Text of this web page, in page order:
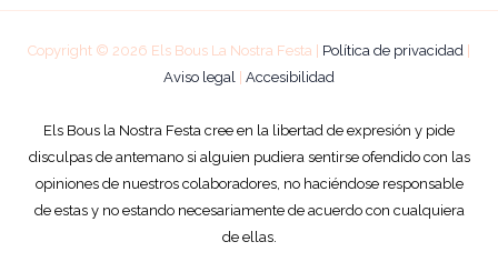
Copyright © 2026 Els Bous La Nostra Festa | Política de privacidad
Aviso legal
Accesibilidad
Els Bous la Nostra Festa cree en la libertad de expresión y pide
disculpas de antemano si alguien pudiera sentirse ofendido con las
opiniones de nuestros colaboradores, no haciéndose responsable
de estas y no estando necesariamente de acuerdo con cualquiera
de ellas.